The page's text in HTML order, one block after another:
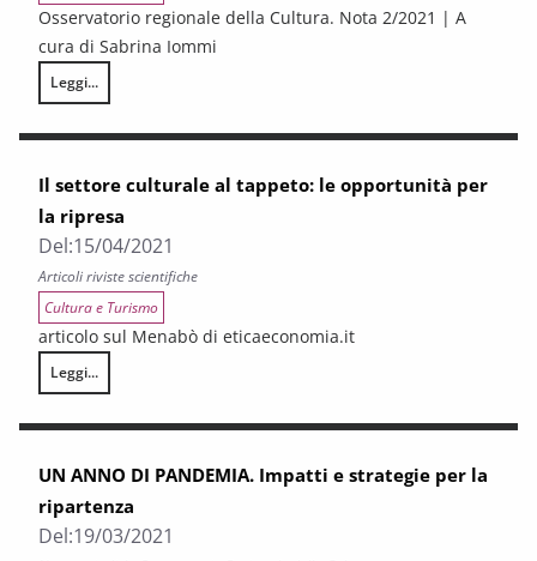
Osservatorio regionale della Cultura. Nota 2/2021 | A
cura di Sabrina Iommi
Leggi...
LA CASSETTA DEGLI ATTREZZI PER IL SETTORE CULTURALE. Una
Il settore culturale al tappeto: le opportunità per
la ripresa
Del:15/04/2021
Articoli riviste scientifiche
Cultura e Turismo
articolo sul Menabò di eticaeconomia.it
Leggi...
Il settore culturale al tappeto: le opportunità per la ripresa
UN ANNO DI PANDEMIA. Impatti e strategie per la
ripartenza
Del:19/03/2021